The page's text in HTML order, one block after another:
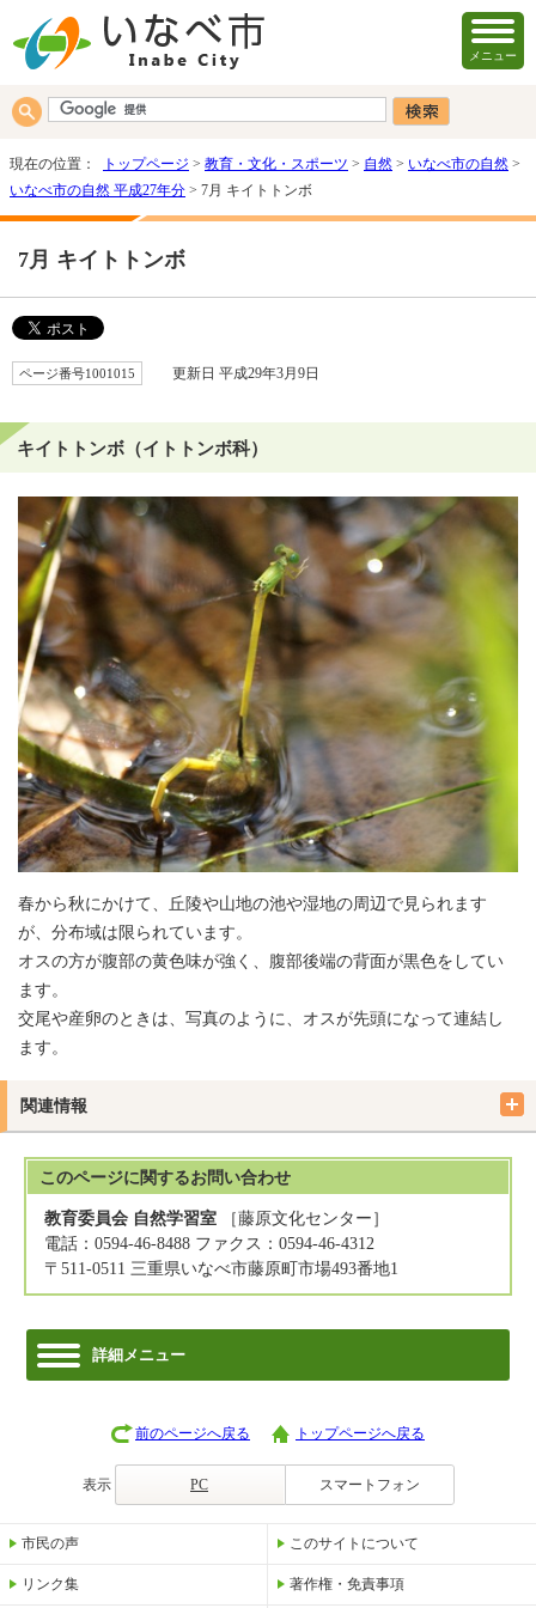
メニュー
現在の位置： トップページ > 教育・文化・スポーツ > 自然 > いなべ市の自然 >
いなべ市の自然 平成27年分 > 7月 キイトトンボ
7月 キイトトンボ
ページ番号1001015 更新日 平成29年3月9日
キイトトンボ（イトトンボ科）
春から秋にかけて、丘陵や山地の池や湿地の周辺で見られます
が、分布域は限られています。
オスの方が腹部の黄色味が強く、腹部後端の背面が黒色をしてい
ます。
交尾や産卵のときは、写真のように、オスが先頭になって連結し
ます。
関連情報
このページに関するお問い合わせ
教育委員会 自然学習室 ［藤原文化センター］
電話：0594-46-8488 ファクス：0594-46-4312
〒511-0511 三重県いなべ市藤原町市場493番地1
詳細メニュー
前のページへ戻る トップページへ戻る
表示 PC スマートフォン
市民の声 このサイトについて
リンク集 著作権・免責事項